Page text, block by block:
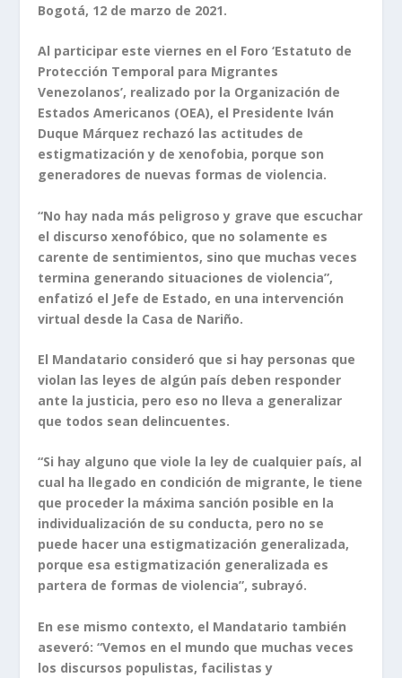
Bogotá, 12 de marzo de 2021.
Al participar este viernes en el Foro ‘Estatuto de
Protección Temporal para Migrantes
Venezolanos’, realizado por la Organización de
Estados Americanos (OEA), el Presidente Iván
Duque Márquez rechazó las actitudes de
estigmatización y de xenofobia, porque son
generadores de nuevas formas de violencia.
“No hay nada más peligroso y grave que escuchar
el discurso xenofóbico, que no solamente es
carente de sentimientos, sino que muchas veces
termina generando situaciones de violencia”,
enfatizó el Jefe de Estado, en una intervención
virtual desde la Casa de Nariño.
El Mandatario consideró que si hay personas que
violan las leyes de algún país deben responder
ante la justicia, pero eso no lleva a generalizar
que todos sean delincuentes.
“Si hay alguno que viole la ley de cualquier país, al
cual ha llegado en condición de migrante, le tiene
que proceder la máxima sanción posible en la
individualización de su conducta, pero no se
puede hacer una estigmatización generalizada,
porque esa estigmatización generalizada es
partera de formas de violencia”, subrayó.
En ese mismo contexto, el Mandatario también
aseveró: “Vemos en el mundo que muchas veces
los discursos populistas, facilistas y